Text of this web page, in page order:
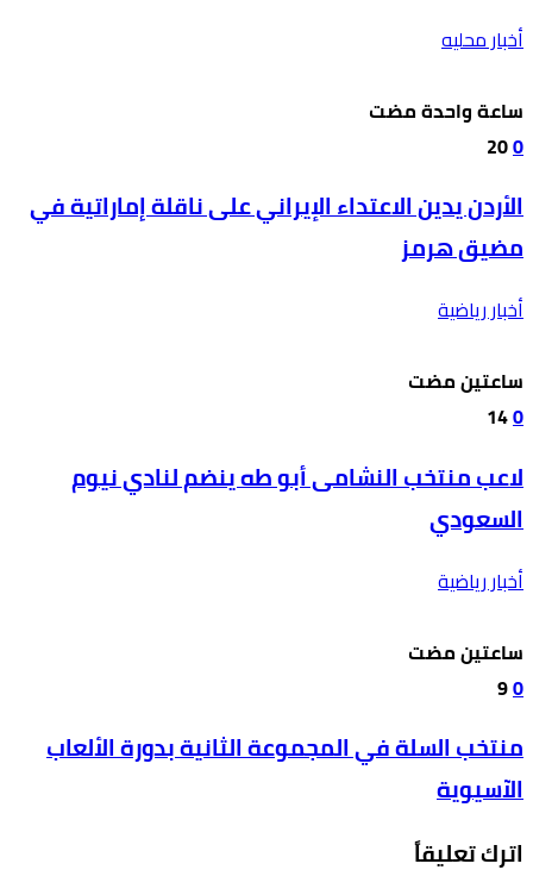
أخبار محليه
‫‫‫‏‫ساعة واحدة مضت‬
0
20
الأردن يدين الاعتداء الإيراني على ناقلة إماراتية في
مضيق هرمز
أخبار رياضية
‫‫‫‏‫ساعتين مضت‬
0
14
لاعب منتخب النشامى أبو طه ينضم لنادي نيوم
السعودي
أخبار رياضية
‫‫‫‏‫ساعتين مضت‬
0
9
منتخب السلة في المجموعة الثانية بدورة الألعاب
الآسيوية
اترك تعليقاً